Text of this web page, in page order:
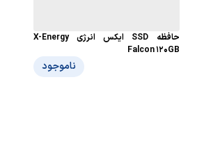
حافظه SSD ایکس انرژی X-Energy
Falcon 120GB
ناموجود